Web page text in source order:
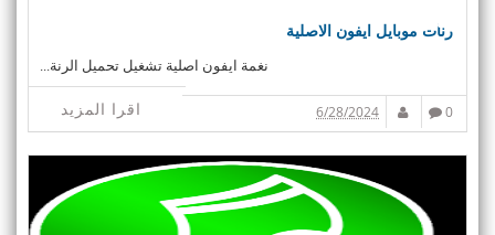
رنات موبايل ايفون الاصلية
نغمة ايفون اصلية تشغيل تحميل الرنة...
اقرا المزيد 0
6/28/2024